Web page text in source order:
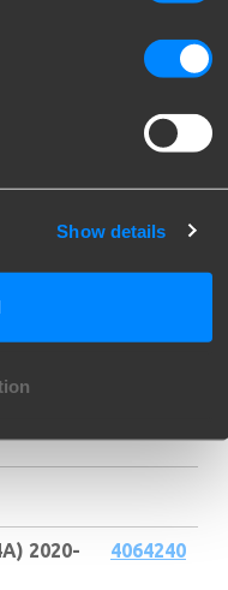
Show details
2020-
4064240